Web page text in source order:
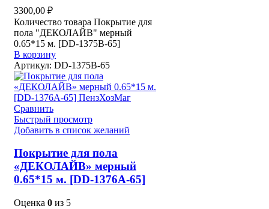
3300,00 ₽
Количество товара Покрытие для
пола "ДЕКОЛАЙВ" мерный
0.65*15 м. [DD-1375B-65]
В корзину
Артикул: DD-1375B-65
Сравнить
Быстрый просмотр
Добавить в список желаний
Покрытие для пола
«ДЕКОЛАЙВ» мерный
0.65*15 м. [DD-1376A-65]
Оценка 0 из 5